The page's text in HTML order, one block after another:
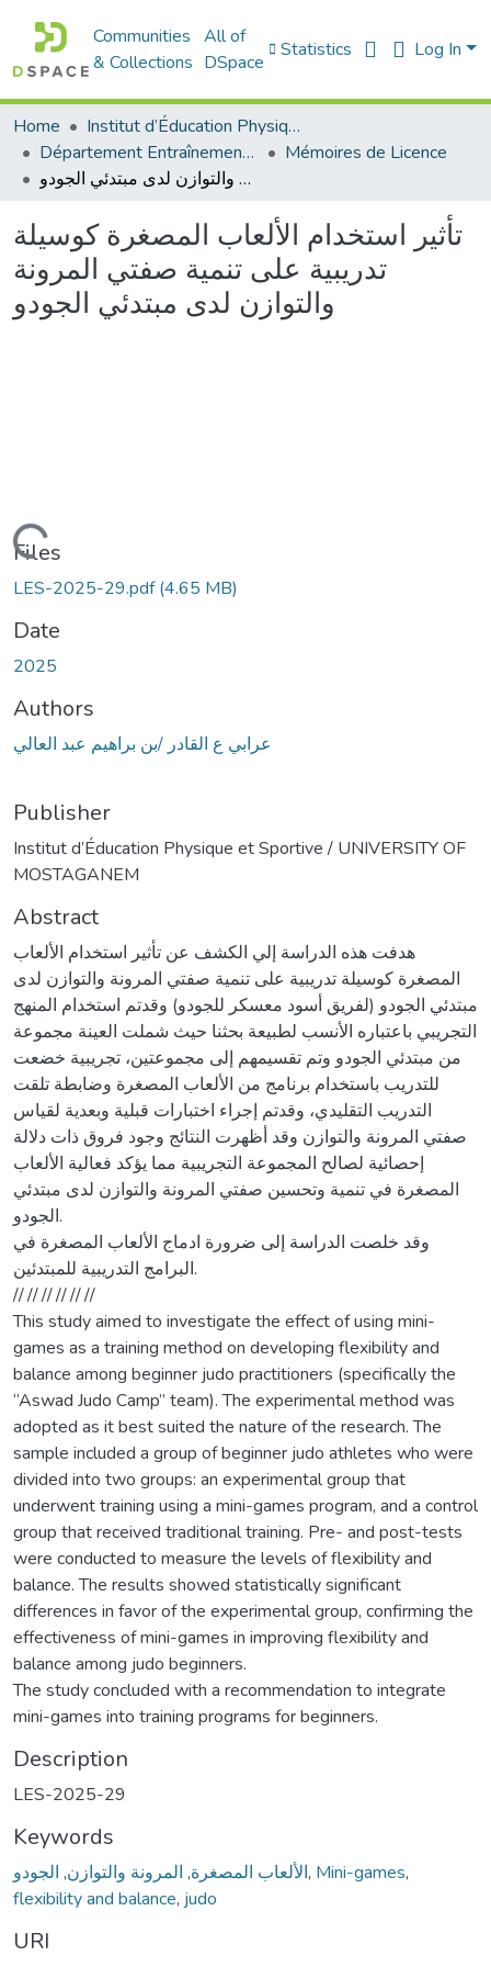
Communities
& Collections
All of
DSpace
Statistics Log In
Home
Institut d’Éducation Physique et Sportive
Département Entraînement Sportif (ES)
Mémoires de Licence
تأثير استخدام الألعاب المصغرة كوسيلة تدريبية على تنمية صفتي المرونة والتوازن لدى مبتدئي الجودو
تأثير استخدام الألعاب المصغرة كوسيلة
تدريبية على تنمية صفتي المرونة
والتوازن لدى مبتدئي الجودو
Loading...
Files
LES-2025-29.pdf(4.65 MB)
Date
2025
Authors
عرابي ع القادر /بن براهيم عبد العالي
Publisher
Institut d’Éducation Physique et Sportive / UNIVERSITY OF
MOSTAGANEM
Abstract
هدفت هذه الدراسة إلي الكشف عن تأثير استخدام الألعاب
المصغرة كوسيلة تدريبية على تنمية صفتي المرونة والتوازن لدى
مبتدئي الجودو (لفريق أسود معسكر للجودو) وقدتم استخدام المنهج
التجريبي باعتباره الأنسب لطبيعة بحثنا حيث شملت العينة مجموعة
من مبتدئي الجودو وتم تقسيمهم إلى مجموعتين، تجريبية خضعت
للتدريب باستخدام برنامج من الألعاب المصغرة وضابطة تلقت
التدريب التقليدي، وقدتم إجراء اختبارات قبلية وبعدية لقياس
صفتي المرونة والتوازن وقد أظهرت النتائج وجود فروق ذات دلالة
إحصائية لصالح المجموعة التجريبية مما يؤكد فعالية الألعاب
المصغرة في تنمية وتحسين صفتي المرونة والتوازن لدى مبتدئي
الجودو.
وقد خلصت الدراسة إلى ضرورة ادماج الألعاب المصغرة في
البرامج التدريبية للمبتدئين.
// // // // // //
This study aimed to investigate the effect of using mini-
games as a training method on developing flexibility and
balance among beginner judo practitioners (specifically the
“Aswad Judo Camp” team). The experimental method was
adopted as it best suited the nature of the research. The
sample included a group of beginner judo athletes who were
divided into two groups: an experimental group that
underwent training using a mini-games program, and a control
group that received traditional training. Pre- and post-tests
were conducted to measure the levels of flexibility and
balance. The results showed statistically significant
differences in favor of the experimental group, confirming the
effectiveness of mini-games in improving flexibility and
balance among judo beginners.
The study concluded with a recommendation to integrate
mini-games into training programs for beginners.
Description
LES-2025-29
Keywords
الألعاب المصغرة, المرونة والتوازن, الجودو , Mini-games,
flexibility and balance, judo
URI